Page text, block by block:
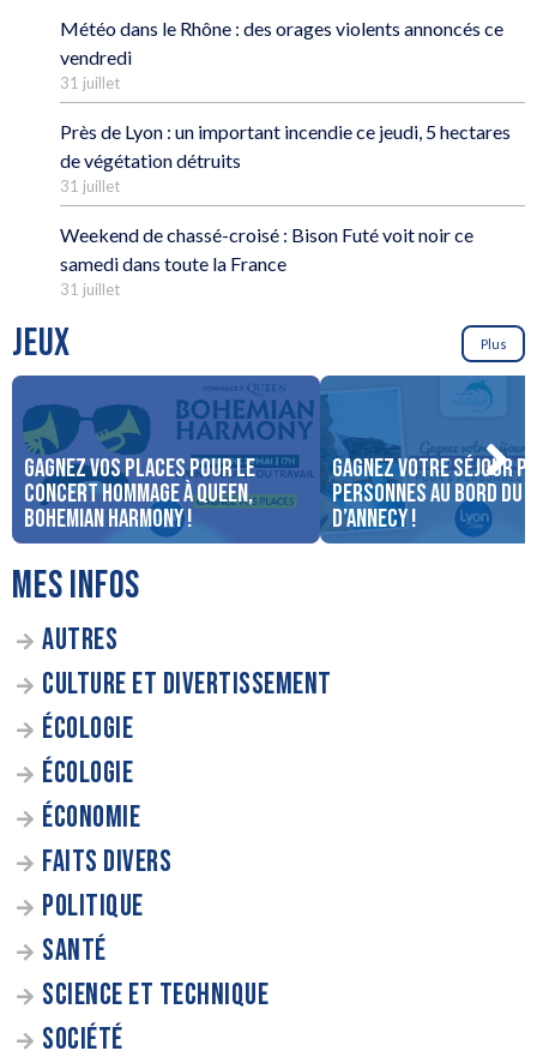
Météo dans le Rhône : des orages violents annoncés ce
vendredi
31 juillet
Près de Lyon : un important incendie ce jeudi, 5 hectares
de végétation détruits
31 juillet
Weekend de chassé-croisé : Bison Futé voit noir ce
samedi dans toute la France
31 juillet
JEUX Plus
Gagnez vos places pour le
concert Hommage à Queen,
Bohemian Harmony !
Gagnez votre séjour
personnes au bord du
d’Annecy !
MES INFOS
AUTRES
CULTURE ET DIVERTISSEMENT
ÉCOLOGIE
ÉCOLOGIE
ÉCONOMIE
FAITS DIVERS
POLITIQUE
SANTÉ
SCIENCE ET TECHNIQUE
SOCIÉTÉ